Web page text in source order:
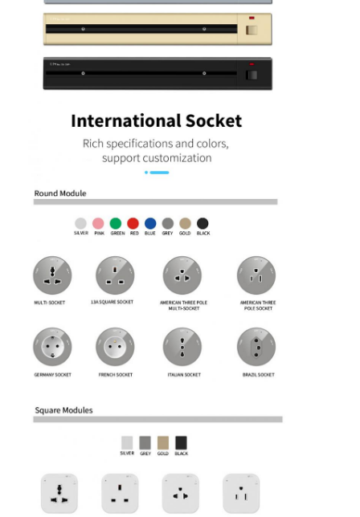
Soquete de extensão recessado
Caixa de tomada da mesa de conferências
Soquete de saída hidráulica
Soquete deslizante
tomada de poder da mesa
Soquete de trilho
Banda de alimentação montada na mesa
Saída de escritório recessada